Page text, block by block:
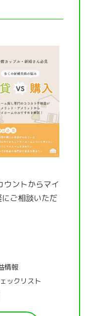
ウントからマイ
ご相談いただ
情報
ックリスト